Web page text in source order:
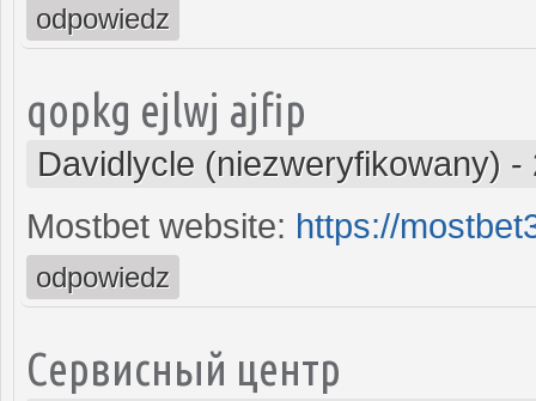
odpowiedz
qopkg ejlwj ajfip
Davidlycle (niezweryfikowany) -
Mostbet website: https://
odpowiedz
Сервисный центр